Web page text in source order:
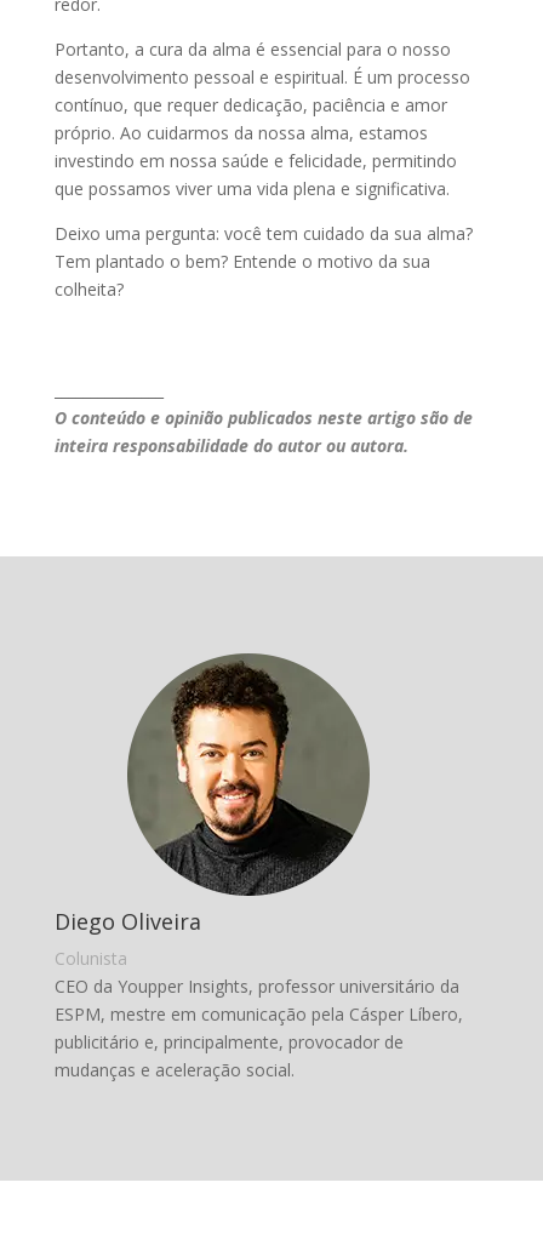
Portanto, a cura da alma é essencial para o nosso
desenvolvimento pessoal e espiritual. É um processo
contínuo, que requer dedicação, paciência e amor
próprio. Ao cuidarmos da nossa alma, estamos
investindo em nossa saúde e felicidade, permitindo
que possamos viver uma vida plena e significativa.
Deixo uma pergunta: você tem cuidado da sua alma?
Tem plantado o bem? Entende o motivo da sua
colheita?
O conteúdo e opinião publicados neste artigo são de
inteira responsabilidade do autor ou autora.
Diego Oliveira
Colunista
CEO da Youpper Insights, professor universitário da
ESPM, mestre em comunicação pela Cásper Líbero,
publicitário e, principalmente, provocador de
mudanças e aceleração social.